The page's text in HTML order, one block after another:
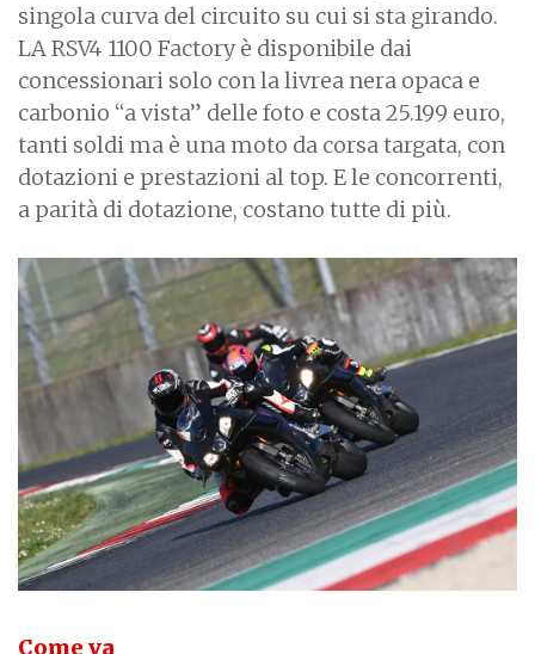
singola curva del circuito su cui si sta girando.
LA RSV4 1100 Factory è disponibile dai
concessionari solo con la livrea nera opaca e
carbonio “a vista” delle foto e costa 25.199 euro,
tanti soldi ma è una moto da corsa targata, con
dotazioni e prestazioni al top. E le concorrenti,
a parità di dotazione, costano tutte di più.
Come va